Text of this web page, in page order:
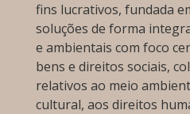
fins lucrativos, fundada
soluções de forma
e ambientais com foco
bens e direitos sociais,
relativos ao meio
cultural, aos direitos